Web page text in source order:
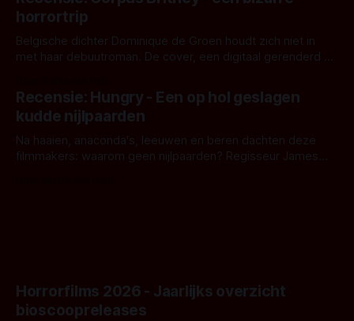
opnames zijn gestart in Australië.
horrortrip
Belgische dichter Dominique de Groen houdt zich niet in
met haar debuutroman. De cover, een digitaal gerenderd en
achtergrond, belooft iets kleurrijks maar onheilspellends,
iets ongrijpbaars. En dat maakt De Groen met ieder woord
waar.
Recensie: Hungry - Een op hol geslagen
kudde nijlpaarden
Na haaien, anaconda's, leeuwen en beren dachten deze
filmmakers: waarom geen nijlpaarden? Regisseur James
Horrorfilms 2026 - Jaarlijks overzicht
bioscoopreleases